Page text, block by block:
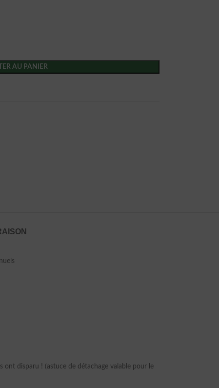
AU PANIER
ont disparu ! (astuce de détachage valable pour le